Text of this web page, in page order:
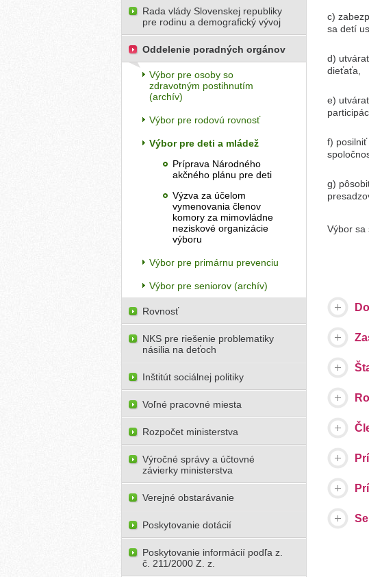
c)
sa detí
d)
dieťaťa,
e)
f)
g)
Výbor sa
Rada vlády Slovenskej republiky
pre rodinu a demografický vývoj
Oddelenie poradných orgánov
Výbor pre osoby so
zdravotným postihnutím
(archív)
Výbor pre rodovú rovnosť
Výbor pre deti a mládež
Príprava Národného
akčného plánu pre deti
Výzva za účelom
vymenovania členov
komory za mimovládne
neziskové organizácie
výboru
Výbor pre primárnu prevenciu
Výbor pre seniorov (archív)
Rovnosť
NKS pre riešenie problematiky
násilia na deťoch
Inštitút sociálnej politiky
Voľné pracovné miesta
Rozpočet ministerstva
Výročné správy a účtovné
závierky ministerstva
Verejné obstarávanie
Poskytovanie dotácií
Poskytovanie informácií podľa z.
č. 211/2000 Z. z.